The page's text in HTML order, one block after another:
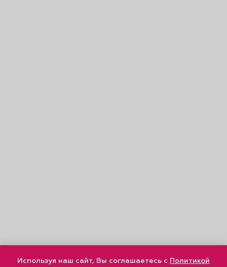
Используя наш сайт, Вы соглашаетесь с Политикой